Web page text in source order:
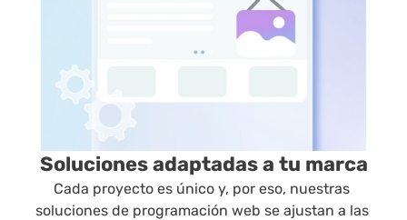
Soluciones adaptadas a tu marca
Cada proyecto es único y, por eso, nuestras
soluciones de programación web se ajustan a las